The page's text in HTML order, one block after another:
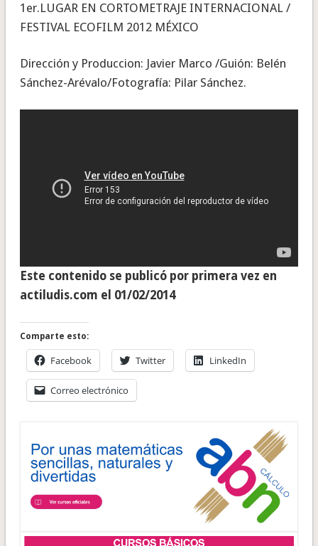
1er.LUGAR EN CORTOMETRAJE INTERNACIONAL /
FESTIVAL ECOFILM 2012 MÉXICO
Dirección y Produccion: Javier Marco /Guión: Belén
Sánchez-Arévalo/Fotografía: Pilar Sánchez.
Este contenido se publicó por primera vez en
actiludis.com el 01/02/2014
Comparte esto:
Facebook Twitter LinkedIn
Correo electrónico